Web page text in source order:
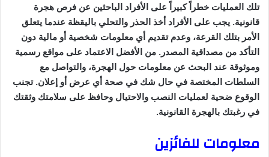
تلك العمليات خطراً كبيراً على الأفراد الباحثين عن فرص هجرة
قانونية. يجب على الأفراد أخذ الحذر والتحلي باليقظة عندما يتعلق
الأمر بتلك القرعة، وعدم تقديم أي معلومات شخصية أو مالية دون
التأكد من مصداقية المصدر. من الأفضل الاعتماد على مواقع رسمية
وموثوقة عند البحث عن معلومات حول الهجرة، والتواصل مع
السلطات المختصة في حال شك في صحة أي عرض أو إعلان. تجنب
الوقوع ضحية لعمليات النصب والاحتيال وحافظ على سلامتك وثقتك
في رغبتك بالهجرة القانونية.
معلومات للفائزين